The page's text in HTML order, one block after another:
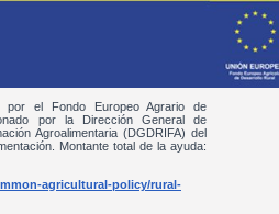
el Fondo Europeo Agrario de
por la Dirección General de
Agroalimentaria (DGDRIFA) del
Montante total de la ayuda:
agricultural-policy/rural-